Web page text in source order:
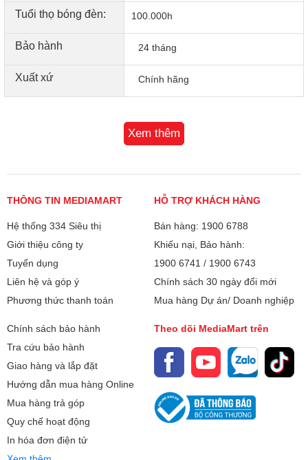
Tuổi thọ bóng đèn: 100.000h
Bảo hành 24 tháng
Xuất xứ Chính hãng
Xem thêm
THÔNG TIN MEDIAMART
Hệ thống 334 Siêu thị
Giới thiệu công ty
Tuyển dụng
Liên hệ và góp ý
Phương thức thanh toán
HỖ TRỢ KHÁCH HÀNG
Bán hàng: 1900 6788
Khiếu nại, Bảo hành:
1900 6741 / 1900 6743
Chính sách 30 ngày đổi mới
Mua hàng Dự án/ Doanh nghiệp
Chính sách bảo hành
Tra cứu bảo hành
Giao hàng và lắp đặt
Hướng dẫn mua hàng Online
Mua hàng trả góp
Quy chế hoạt động
In hóa đơn điện tử
Theo dõi MediaMart trên